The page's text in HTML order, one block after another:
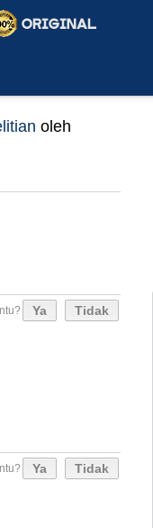
oleh
Ya Tidak
Ya Tidak